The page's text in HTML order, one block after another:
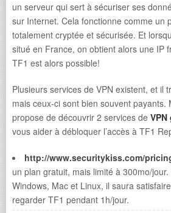
un serveur qui sert à sécuriser ses
sur Internet. Cela fonctionne comme un
totalement cryptée et sécurisée. Et
situé en France, on obtient alors une IP
TF1 est alors possible!
Plusieurs services de VPN existent, et il
mais ceux-ci sont bien souvent payants.
propose de découvrir 2 services de
vous aider à débloquer l’accès à TF1
http://www.securitykiss.com/
un plan gratuit, mais limité à 300mo/
Windows, Mac et Linux, il saura
regarder TF1 pendant 1h/jour.